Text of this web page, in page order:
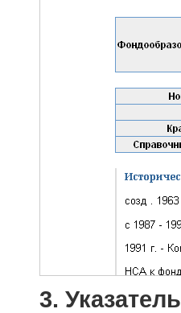
3. Указатель